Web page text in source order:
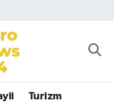
Turizm